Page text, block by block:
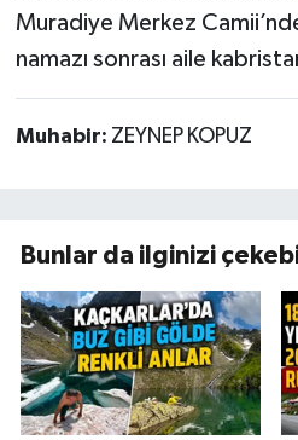
Muradiye Merkez
namazı sonrası aile
Muhabir: ZEYNEP KOPUZ
Bunlar da ilginizi